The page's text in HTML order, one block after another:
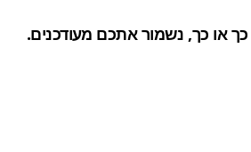
כך או כך, נשמור אתכם מעודכנים.